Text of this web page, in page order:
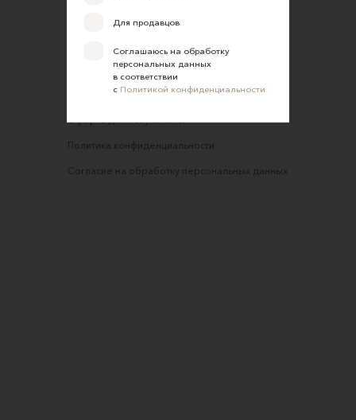
Обратная связь
Правила сайта
Оферта для продавцов
Оферта для покупателей
Политика конфиденциальности
Согласие на обработку персональных данных
Для продавцов
Соглашаюсь на обработку
персональных данных
в соответствии
с Политикой конфиденциальности